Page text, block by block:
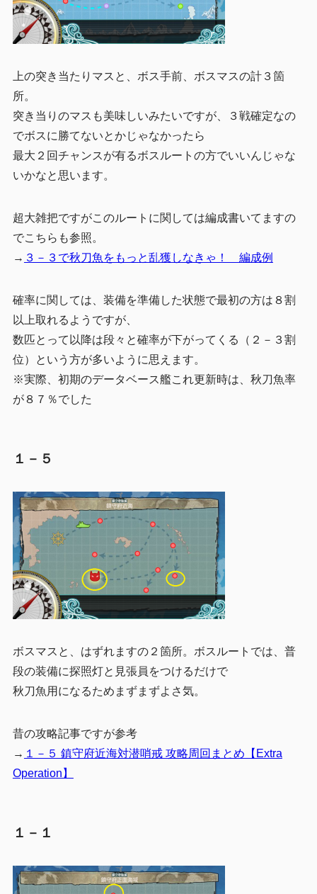
上の突き当たりマスと、ボス手前、ボスマスの計３箇
所。
突き当りのマスも美味しいみたいですが、３戦確定なの
でボスに勝てないとかじゃなかったら
最大２回チャンスが有るボスルートの方でいいんじゃな
いかなと思います。
超大雑把ですがこのルートに関しては編成書いてますの
でこちらも参照。
→ ３－３で秋刀魚をもっと乱獲しなきゃ！ 編成例
確率に関しては、装備を準備した状態で最初の方は８割
以上取れるようですが、
数匹とって以降は段々と確率が下がってくる（２－３割
位）という方が多いように思えます。
※実際、初期のデータベース艦これ更新時は、秋刀魚率
が８７％でした
１－５
ボスマスと、はずれますの２箇所。ボスルートでは、普
段の装備に探照灯と見張員をつけるだけで
秋刀魚用になるためまずまずよさ気。
昔の攻略記事ですが参考
→ １－５ 鎮守府近海対潜哨戒 攻略周回まとめ【Extra
Operation】
１－１